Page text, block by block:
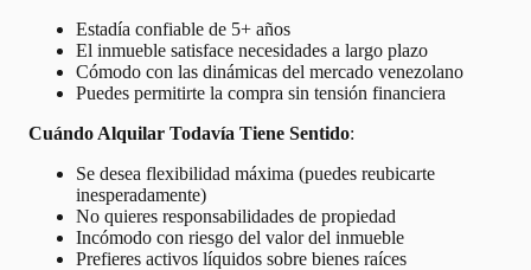
Estadía confiable de 5+ años
El inmueble satisface necesidades a largo plazo
Cómodo con las dinámicas del mercado venezolano
Puedes permitirte la compra sin tensión financiera
Cuándo Alquilar Todavía Tiene Sentido:
Se desea flexibilidad máxima (puedes reubicarte
inesperadamente)
No quieres responsabilidades de propiedad
Incómodo con riesgo del valor del inmueble
Prefieres activos líquidos sobre bienes raíces